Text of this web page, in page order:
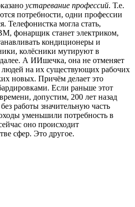
устаревание профессий. Т.е.
потребности, одни профессии
Телефонистка могла стать,
фонарщик станет электриком,
кондиционеры и
колёсники мутируют в
А ИИшечка, она не отменяет
на их существующих рабочих
новых. Причём делает это
Если раньше этот
допустим, 200 лет назад
работы значительную часть
уменьшили потребность в
оно происходит
сфер. Это другое.